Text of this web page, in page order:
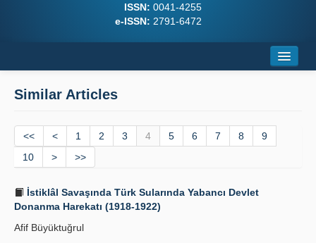
ISSN: 0041-4255
e-ISSN: 2791-6472
Journal Boards
Writing Rules
Principles
Similar Articles
<< < 1 2 3 4 5 6 7 8
9
10
> >>
İstiklâl Savaşında Türk Sularında Yabancı Devlet
Donanma Harekatı (1918-1922)
Afif Büyüktuğrul